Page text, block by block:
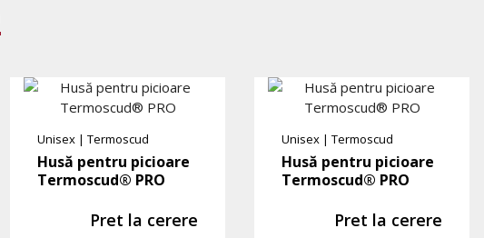
Unisex |Termoscud
Husă pentru picioare
Termoscud® PRO
Pret la cerere
Unisex |Termoscud
Husă pentru picioare
Termoscud® PRO
Pret la cerere